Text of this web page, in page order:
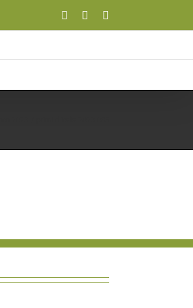
FacebookYouTube